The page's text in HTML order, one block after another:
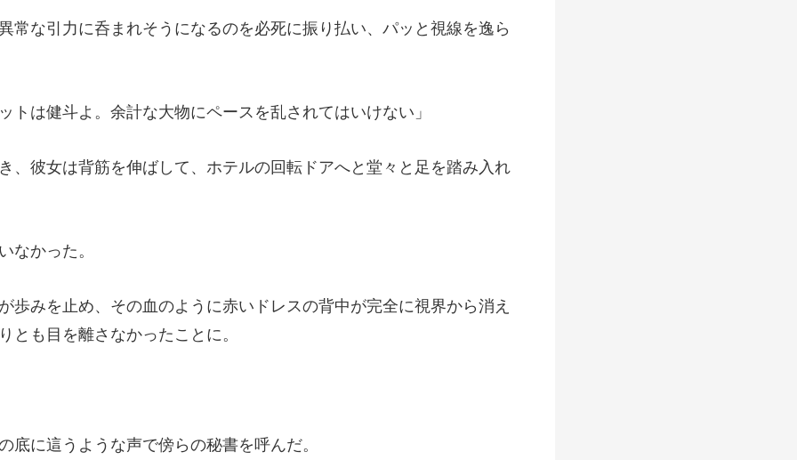
まれそうになるのを必死に振り
斗よ。余計な大物にペー
筋を伸ばして、ホテルの回転
に赤いドレスの背中が完全に視界から消え
に這うような声で傍